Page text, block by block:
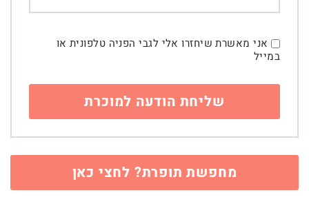
אני מאשרת שיחזרו אלי לגבי הפניה טלפונית או
במייל
מחפשת תופרת? לחצי כאן